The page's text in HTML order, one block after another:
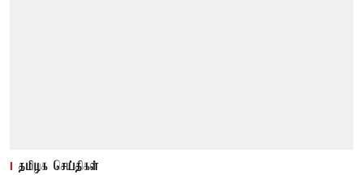
தமிழக செய்திகள்